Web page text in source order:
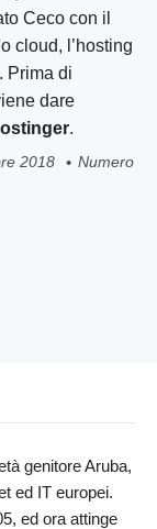
Ceco con il
cloud, l’hosting
Prima di
dare
.
2018
Numero
genitore Aruba,
ed IT europei.
ed ora attinge